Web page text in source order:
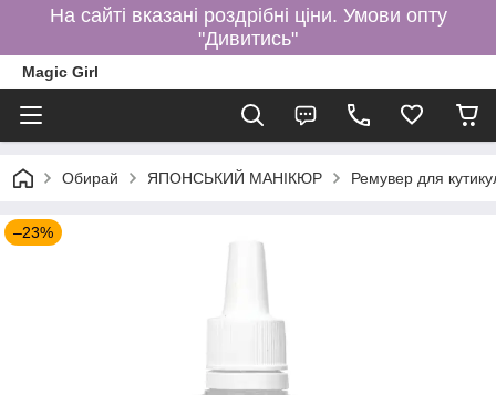
На сайті вказані роздрібні ціни. Умови опту
"Дивитись"
Magic Girl
Обирай ЯПОНСЬКИЙ МАНІКЮР Ремувер для
–23%